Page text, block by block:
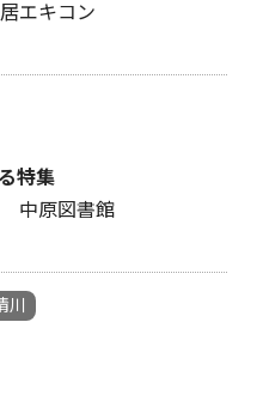
エキコン
特集
中原図書館